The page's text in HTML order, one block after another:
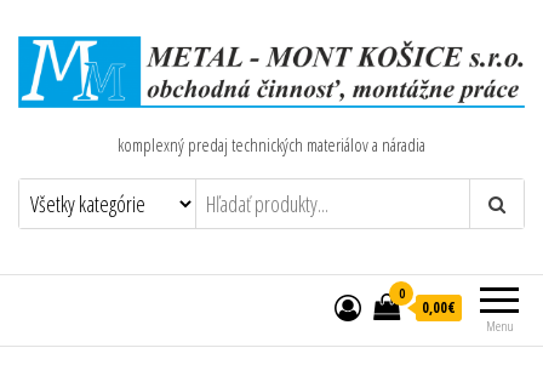
komplexný predaj technických materiálov a náradia
Menu
0
0,00€